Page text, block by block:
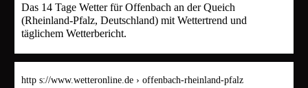
Das 14 Tage Wetter für Offenbach an der Queich
(Rheinland-Pfalz, Deutschland) mit Wettertrend und
täglichem Wetterbericht.
http s://www.wetteronline.de › offenbach-rheinland-pfalz